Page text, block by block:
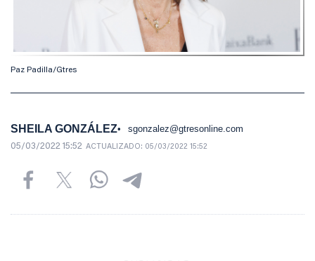
Paz Padilla/Gtres
SHEILA GONZÁLEZ sgonzalez@gtresonline.com
05/03/2022 15:52 ACTUALIZADO: 05/03/2022 15:52